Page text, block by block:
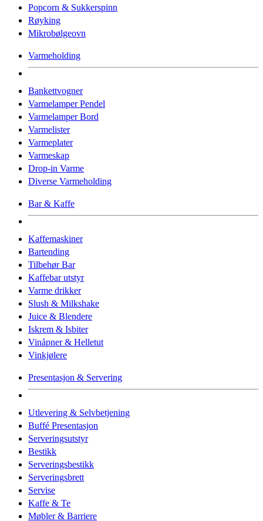
Popcorn & Sukkerspinn
Røyking
Mikrobølgeovn
Varmeholding
Bankettvogner
Varmelamper Pendel
Varmelamper Bord
Varmelister
Varmeplater
Varmeskap
Drop-in Varme
Diverse Varmeholding
Bar & Kaffe
Kaffemaskiner
Bartending
Tilbehør Bar
Kaffebar utstyr
Varme drikker
Slush & Milkshake
Juice & Blendere
Iskrem & Isbiter
Vinåpner & Helletut
Vinkjølere
Presentasjon & Servering
Utlevering & Selvbetjening
Buffé Presentasjon
Serveringsutstyr
Bestikk
Serveringsbestikk
Serveringsbrett
Servise
Kaffe & Te
Møbler & Barriere